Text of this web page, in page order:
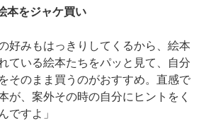
本をジャケ買い
好みもはっきりしてくるから、絵本
ている絵本たちをパッと見て、自分
そのまま買うのがおすすめ。直感で
、案外その時の自分にヒントをく
ですよ」